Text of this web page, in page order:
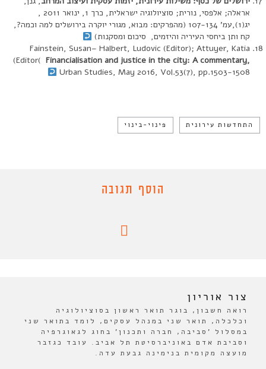
אראלה; אלפסי, נורית; סוציולוגיה ישראלית, כרך 1, ינואר 2011 ,
יג(1),עמ’ 107-134 (מהפרקים: מבוא, מגורי יוקרה בירושלים למה וכמה?,
קח ותן ביחסי העיריה והיזמים, סיכום ומסקנות)
Fainstein, Susan– Halbert, Ludovic (Editor); Attuyer, Katia
(Editor( Financialisation and justice in the city: A commentary,
Urban Studies, May 2016, Vol.53(7), pp.1503-1508
התחדשות עירונית פינוי-בינוי
הוסף תגובה
צור אוריון
רואה חשבון, בוגר תואר ראשון בסוציולוגיה
וכלכלה, תואר שני במנהל עסקים, לומד בתואר שני
במסלול 'סביבה, חברה ותכנון' בחוג לגאוגרפיה
וסביבת אדם באוניברסיטת תל אביב. עובד כגזבר
מועצה מקומית בנימינה גבעת עדה.